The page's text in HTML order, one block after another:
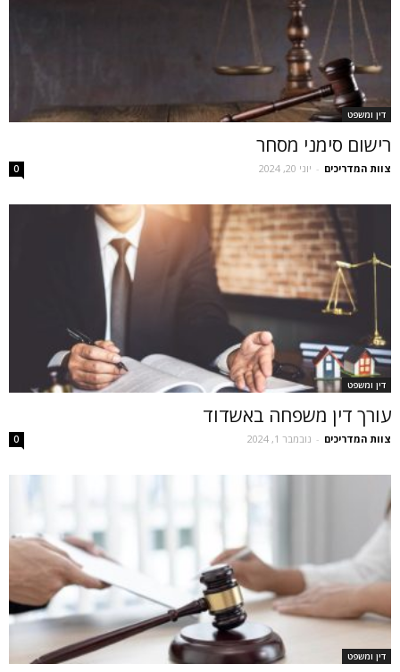
דין ומשפט
רישום סימני מסחר
צוות המדריכים - יוני 20, 2024 0
דין ומשפט
עורך דין משפחה באשדוד
צוות המדריכים - נובמבר 1, 2024 0
דין ומשפט